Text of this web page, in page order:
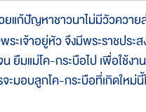
ยแก้ปัญหาชาวนาไม่มีวัวควาย
ะเจ้าอยู่หัว จึงมีพระราชประ
ยืมแม่โค-กระบือไป เพื่อใช้
ะมอบลูกโค-กระบือที่เกิดใหม่